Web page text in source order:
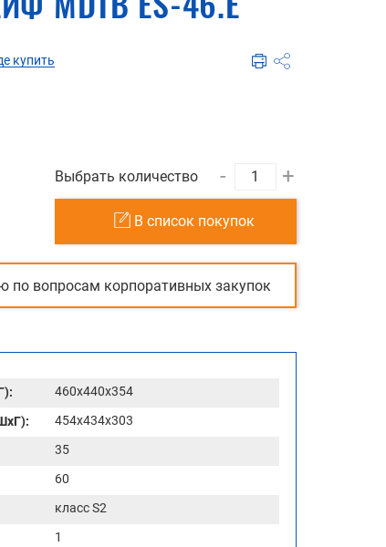
купить
Выбрать количество - +
В список покупок
по вопросам корпоративных закупок
460x440x354
454x434x303
35
60
класс S2
1